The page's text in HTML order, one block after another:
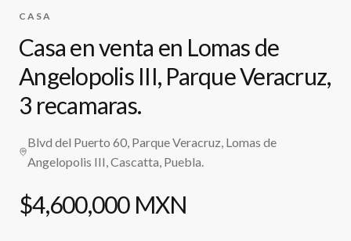
CASA
Casa en venta en Lomas de
Angelopolis III, Parque Veracruz,
3 recamaras.
Blvd del Puerto 60, Parque Veracruz, Lomas de
Angelopolis III, Cascatta, Puebla.
$4,600,000 MXN